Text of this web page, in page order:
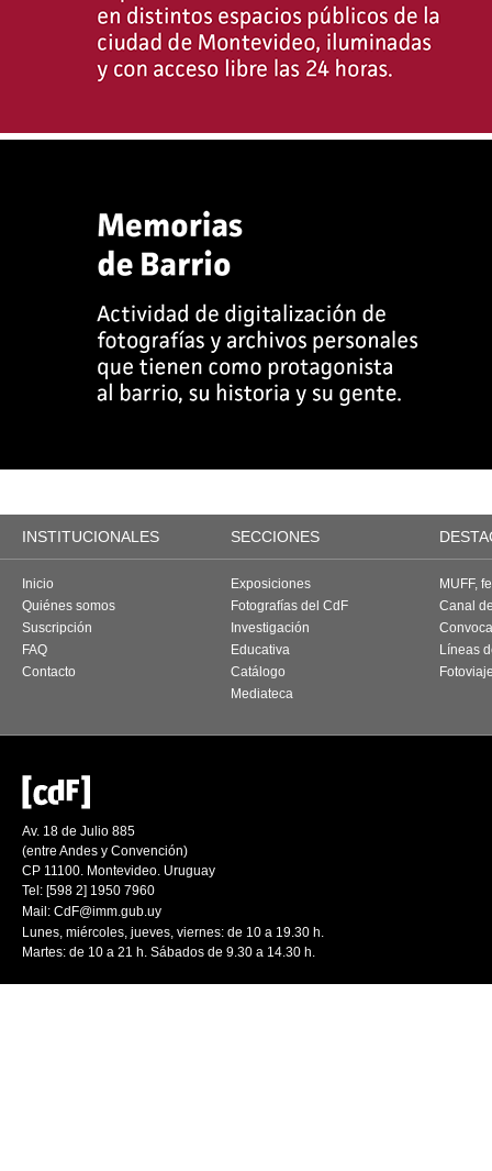
INSTITUCIONALES SECCIONES
Inicio
Quiénes somos
Suscripción
FAQ
Contacto
Exposiciones
Fotografías del CdF
Investigación
Educativa
Catálogo
Mediateca
MUFF,
Canal
Líneas
Av. 18 de Julio 885
(entre Andes y Convención)
CP 11100. Montevideo. Uruguay
Tel: [598 2] 1950 7960
Mail: CdF@imm.gub.uy
Lunes, miércoles, jueves, viernes: de 10 a 19.30 h.
Martes: de 10 a 21 h. Sábados de 9.30 a 14.30 h.